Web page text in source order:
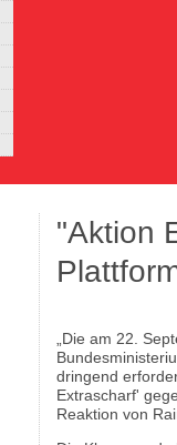
"Aktion
„Die am 22.
dringend
Extrascharf'
Reaktion von